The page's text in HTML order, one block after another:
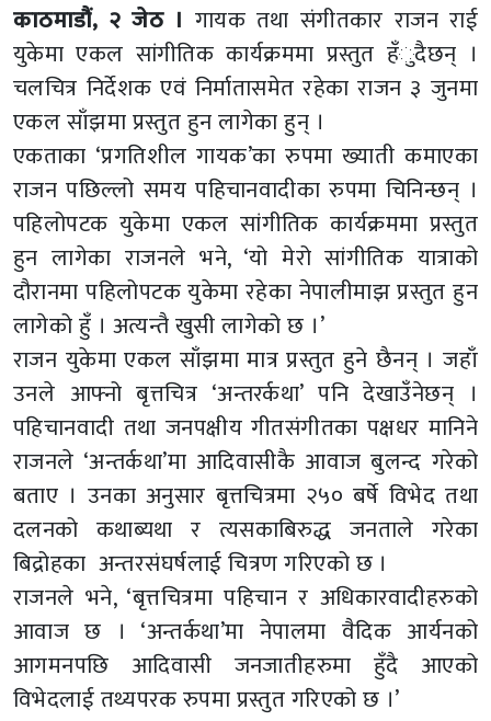
काठमाडौं, २ जेठ । गायक तथा संगीतकार राजन राई
युकेमा एकल सांगीतिक कार्यक्रममा प्रस्तुत हँुदैछन् ।
चलचित्र निर्देशक एवं निर्मातासमेत रहेका राजन ३ जुनमा
एकल साँझमा प्रस्तुत हुन लागेका हुन् ।
एकताका ‘प्रगतिशील गायक’का रुपमा ख्याती कमाएका
राजन पछिल्लो समय पहिचानवादीका रुपमा चिनिन्छन् ।
पहिलोपटक युकेमा एकल सांगीतिक कार्यक्रममा प्रस्तुत
हुन लागेका राजनले भने, ‘यो मेरो सांगीतिक यात्राको
दौरानमा पहिलोपटक युकेमा रहेका नेपालीमाझ प्रस्तुत हुन
लागेको हुँ । अत्यन्तै खुसी लागेको छ ।’
राजन युकेमा एकल साँझमा मात्र प्रस्तुत हुने छैनन् । जहाँ
उनले आफ्नो बृत्तचित्र ‘अन्तरर्कथा’ पनि देखाउँनेछन् ।
पहिचानवादी तथा जनपक्षीय गीतसंगीतका पक्षधर मानिने
राजनले ‘अन्तर्कथा’मा आदिवासीकै आवाज बुलन्द गरेको
बताए । उनका अनुसार बृत्तचित्रमा २५० बर्षे विभेद तथा
दलनको कथाब्यथा र त्यसकाबिरुद्ध जनताले गरेका
बिद्रोहका अन्तरसंघर्षलाई चित्रण गरिएको छ ।
राजनले भने, ‘बृत्तचित्रमा पहिचान र अधिकारवादीहरुको
आवाज छ । ‘अन्तर्कथा’मा नेपालमा वैदिक आर्यनको
आगमनपछि आदिवासी जनजातीहरुमा हुँदै आएको
विभेदलाई तथ्यपरक रुपमा प्रस्तुत गरिएको छ ।’